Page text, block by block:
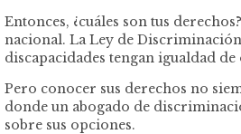
Entonces, ¿cuáles son tus
nacional. La Ley de
discapacidades tengan igualdad
Pero conocer sus derechos no
donde un abogado de
sobre sus opciones.